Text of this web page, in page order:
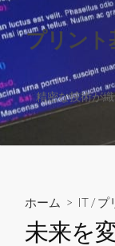
コ
ン
ン
ツ
へ
ス
キ
プリント
精密な技術が
ホーム > IT /プ
未来を